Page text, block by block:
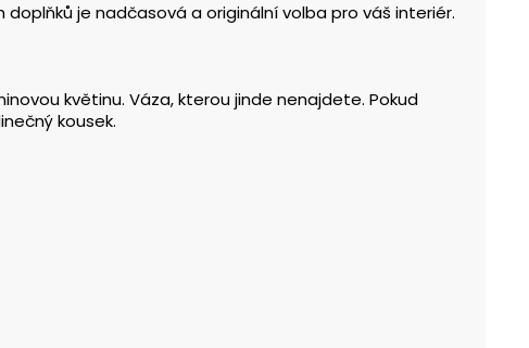
je nadčasová a originální volba pro váš interiér.
květinu. Váza, kterou jinde nenajdete. Pokud
kousek.